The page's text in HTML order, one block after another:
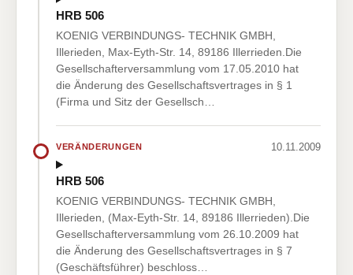
HRB 506
KOENIG VERBINDUNGS- TECHNIK GMBH,
Illerieden, Max-Eyth-Str. 14, 89186 Illerrieden.Die
Gesellschafterversammlung vom 17.05.2010 hat
die Änderung des Gesellschaftsvertrages in § 1
(Firma und Sitz der Gesellsch…
VERÄNDERUNGEN 10.11.2009
HRB 506
KOENIG VERBINDUNGS- TECHNIK GMBH,
Illerieden, (Max-Eyth-Str. 14, 89186 Illerrieden).Die
Gesellschafterversammlung vom 26.10.2009 hat
die Änderung des Gesellschaftsvertrages in § 7
(Geschäftsführer) beschloss…